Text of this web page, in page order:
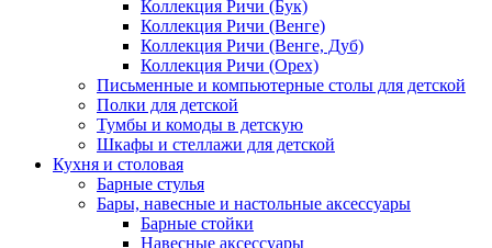
Коллекция Ричи (Бук)
Коллекция Ричи (Венге)
Коллекция Ричи (Венге, Дуб)
Коллекция Ричи (Орех)
Письменные и компьютерные столы для детской
Полки для детской
Тумбы и комоды в детскую
Шкафы и стеллажи для детской
Кухня и столовая
Барные стулья
Бары, навесные и настольные аксессуары
Барные стойки
Навесные аксессуары